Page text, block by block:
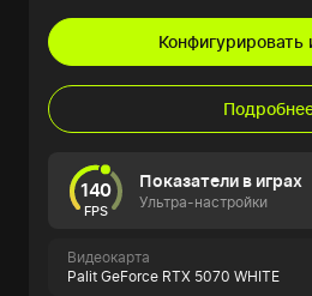
Конфигурировать
140
FPS
Показатели в играх
Ультра-настройки
Видеокарта
Palit GeForce RTX 5070 WHITE